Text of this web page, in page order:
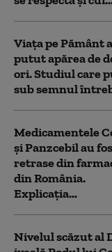
Viața pe Pământ
putut apărea de
ori. Studiul care
sub semnul
Medicamentele
și Panzcebil au
retrase din
din România.
Explicația...
Nivelul scăzut al